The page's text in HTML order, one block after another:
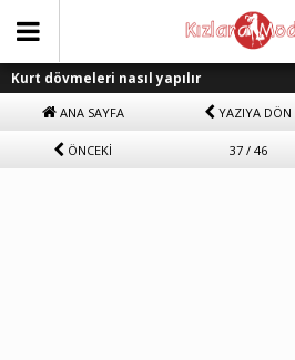
Kurt dövmeleri nasıl yapılır
ANA SAYFA YAZIYA DÖN
ÖNCEKİ 37 / 46